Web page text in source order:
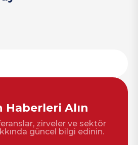
Haberleri Alın
zirveler ve sektör
güncel bilgi edinin.